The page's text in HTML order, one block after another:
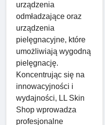
urządzenia
odmładzające oraz
urządzenia
pielęgnacyjne, które
umożliwiają wygodną
pielęgnację.
Koncentrując się na
innowacyjności i
wydajności, LL Skin
Shop wprowadza
profesjonalne